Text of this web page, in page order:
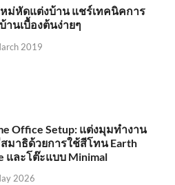
ม่หัดแต่งบ้าน แชร์เทคนิคการ
านเบื้องต้นง่ายๆ
2019
Office Setup: แต่งมุมทำงาน
มาธิด้วยการใช้สีโทน Earth
และโต๊ะแบบ Minimal
2026